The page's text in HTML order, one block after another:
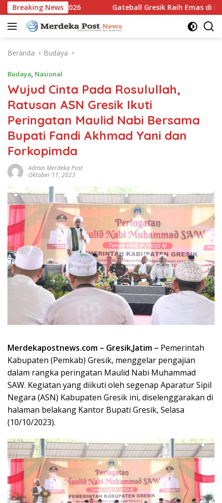
Langsung
ke
konten
Breaking News
Open 2026 Gateball Gresik Raih Emas di East Java
Beranda Budaya
Budaya, Nasional
Wujud Cinta Pada Rosulullah,
Ratusan ASN Gresik Ikuti
Peringatan Maulid Nabi Bersama
Bupati Fandi Akhmad Yani dan
Forkopimda
Admin Merdeka Post
Oktober 11, 2023
Merdekapostnews.com – Gresik,Jatim – Pemerintah
Kabupaten (Pemkab) Gresik, menggelar pengajian
dalam rangka peringatan Maulid Nabi Muhammad
SAW. Kegiatan yang diikuti oleh segenap Aparatur Sipil
Negara (ASN) Kabupaten Gresik ini, diselenggarakan di
halaman belakang Kantor Bupati Gresik, Selasa
(10/10/2023).